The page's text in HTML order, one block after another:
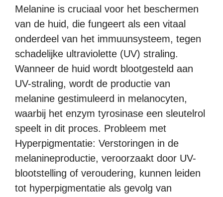
Melanine is cruciaal voor het beschermen
van de huid, die fungeert als een vitaal
onderdeel van het immuunsysteem, tegen
schadelijke ultraviolette (UV) straling.
Wanneer de huid wordt blootgesteld aan
UV-straling, wordt de productie van
melanine gestimuleerd in melanocyten,
waarbij het enzym tyrosinase een sleutelrol
speelt in dit proces. Probleem met
Hyperpigmentatie: Verstoringen in de
melanineproductie, veroorzaakt door UV-
blootstelling of veroudering, kunnen leiden
tot hyperpigmentatie als gevolg van